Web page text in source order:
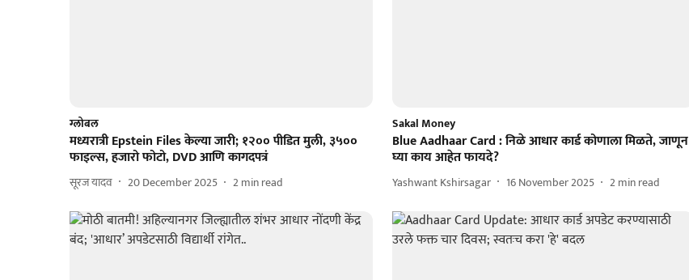
ग्लोबल
मध्यरात्री Epstein Files केल्या जारी; १२०० पीडित मुली, ३५००
फाइल्स, हजारो फोटो, DVD आणि कागदपत्रं
सूरज यादव 20 December 2025 2min read
Sakal Money
Blue Aadhaar Card : निळे आधार कार्ड कोणाला मिळते, जाणून
घ्या काय आहेत फायदे?
Yashwant Kshirsagar 16 November 2025 2min read